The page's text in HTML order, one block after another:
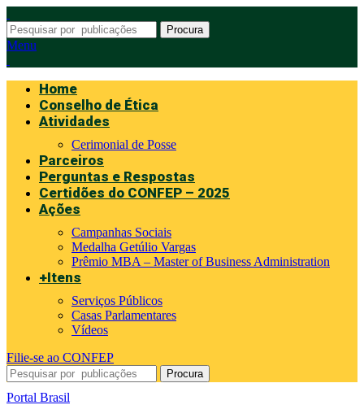
Procura
Menu
Home
Conselho de Ética
Atividades
Cerimonial de Posse
Parceiros
Perguntas e Respostas
Certidões do CONFEP – 2025
Ações
Campanhas Sociais
Medalha Getúlio Vargas
Prêmio MBA – Master of Business Administration
+Itens
Serviços Públicos
Casas Parlamentares
Vídeos
Filie-se ao CONFEP
Procura
Portal Brasil